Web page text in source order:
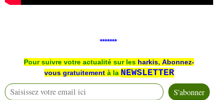
*******
Pour suivre votre actualité sur les harkis, Abonnez-
vous gratuitement à la NEWSLETTER